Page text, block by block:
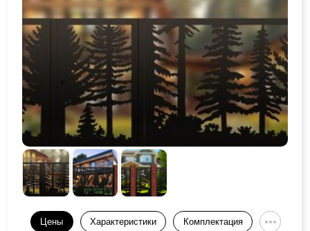
Цены Характеристики Комплектация